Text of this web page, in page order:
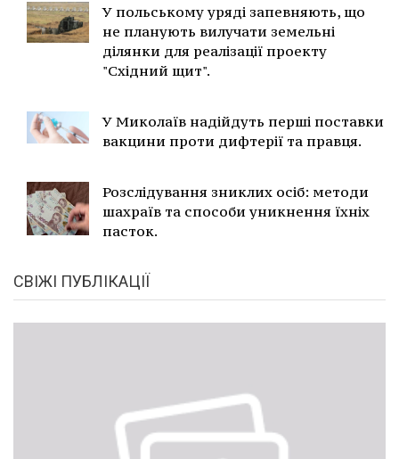
У польському уряді запевняють, що
не планують вилучати земельні
ділянки для реалізації проекту
"Східний щит".
У Миколаїв надійдуть перші поставки
вакцини проти дифтерії та правця.
Розслідування зниклих осіб: методи
шахраїв та способи уникнення їхніх
пасток.
СВІЖІ ПУБЛІКАЦІЇ